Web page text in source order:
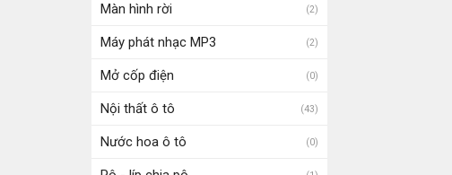
Màn hình rời (2)
Máy phát nhạc MP3 (2)
Mở cốp điện (0)
Nội thất ô tô (43)
Nước hoa ô tô (0)